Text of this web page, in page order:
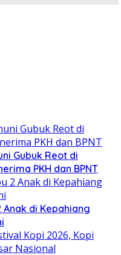
Gubuk Reot di
PKH dan BPNT
Anak di Kepahiang